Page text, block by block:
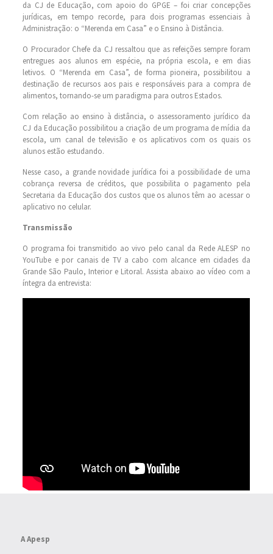
da CJ de Educação, com apoio do GPGE – foi criar concepções
jurídicas, em tempo recorde, para dois programas essenciais à
Administração: o “Merenda em Casa” e o Ensino à Distância.
O Procurador Chefe da CJ ressaltou que as refeições sempre foram
entregues aos alunos em espécie, na própria escola, e em dias
letivos. O “Merenda em Casa”, de forma pioneira, possibilitou a
destinação de recursos aos pais e responsáveis para a compra de
alimentos, tornando-se um paradigma para outros Estados.
Com relação ao ensino à distância, o assessoramento jurídico da
CJ da Educação possibilitou a criação de um programa de mídia da
escola, um canal de televisão e os aplicativos com os quais os
alunos estão estudando.
Nesse caso, a grande novidade jurídica foi a possibilidade de uma
cobrança reversa de créditos, que possibilita o pagamento pela
Secretaria da Educação dos custos que os alunos têm ao acessar o
aplicativo no celular.
Transmissão
O programa foi transmitido ao vivo pelo canal da Rede ALESP no
YouTube e por canais de TV a cabo com alcance em cidades da
Grande São Paulo, Interior e Litoral. Assista abaixo ao vídeo com a
íntegra da entrevista:
A Apesp